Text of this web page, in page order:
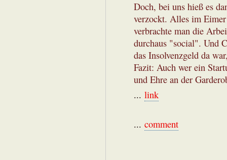
Doch, bei uns hieß es
verzockt. Alles im
verbrachte man die
durchaus "social". Und
das Insolvenzgeld da
Fazit: Auch wer ein
und Ehre an der
... link
... comment